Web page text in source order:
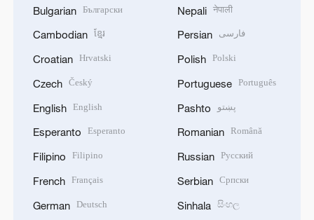
Bulgarian Български
Cambodian ខ្មែរ
Croatian Hrvatski
Czech Český
English English
Esperanto Esperanto
Filipino Filipino
French Français
German Deutsch
Nepali नेपाली
Persian فارسی
Polish Polski
Portuguese Português
Pashto پښتو
Romanian Română
Russian Русский
Serbian Српски
Sinhala සිංහල